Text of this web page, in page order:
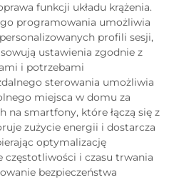
funkcji układu krążenia.
programowania umożliwia
profili sesji,
ustawienia zgodnie z
i potrzebami
sterowania umożliwia
miejsca w domu za
smartfony, które łączą się z
zużycie energii i dostarcza
optymalizację
częstotliwości i czasu trwania
bezpieczeństwa